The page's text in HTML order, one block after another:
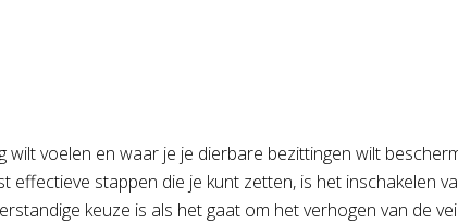
voelen en waar je je dierbare bezittingen wilt
effectieve stappen die je kunt zetten, is het inschakelen
keuze is als het gaat om het verhogen van de